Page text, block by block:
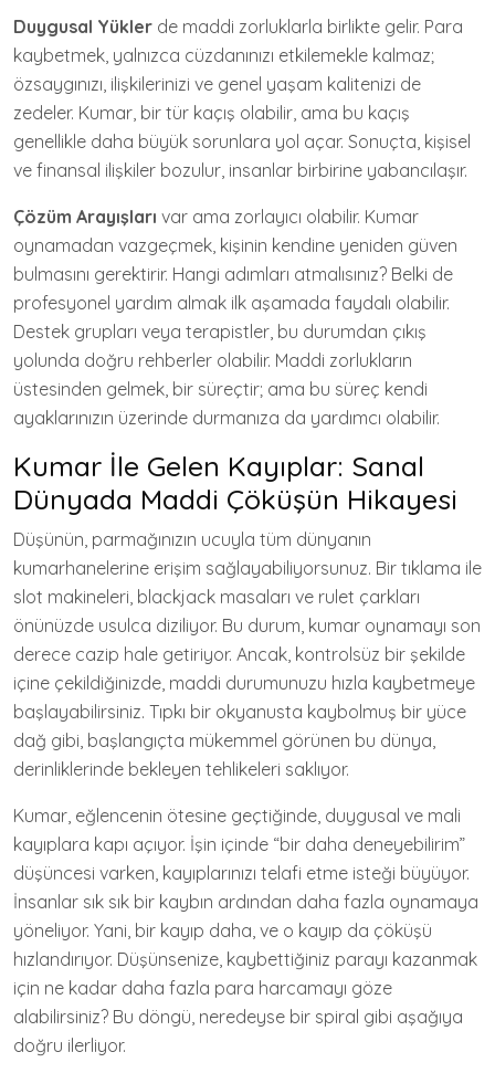
Duygusal Yükler de maddi zorluklarla birlikte gelir. Para
kaybetmek, yalnızca cüzdanınızı etkilemekle kalmaz;
özsaygınızı, ilişkilerinizi ve genel yaşam kalitenizi de
zedeler. Kumar, bir tür kaçış olabilir, ama bu kaçış
genellikle daha büyük sorunlara yol açar. Sonuçta, kişisel
ve finansal ilişkiler bozulur, insanlar birbirine yabancılaşır.
Çözüm Arayışları var ama zorlayıcı olabilir. Kumar
oynamadan vazgeçmek, kişinin kendine yeniden güven
bulmasını gerektirir. Hangi adımları atmalısınız? Belki de
profesyonel yardım almak ilk aşamada faydalı olabilir.
Destek grupları veya terapistler, bu durumdan çıkış
yolunda doğru rehberler olabilir. Maddi zorlukların
üstesinden gelmek, bir süreçtir; ama bu süreç kendi
ayaklarınızın üzerinde durmanıza da yardımcı olabilir.
Kumar İle Gelen Kayıplar: Sanal
Dünyada Maddi Çöküşün Hikayesi
Düşünün, parmağınızın ucuyla tüm dünyanın
kumarhanelerine erişim sağlayabiliyorsunuz. Bir tıklama ile
slot makineleri, blackjack masaları ve rulet çarkları
önünüzde usulca diziliyor. Bu durum, kumar oynamayı son
derece cazip hale getiriyor. Ancak, kontrolsüz bir şekilde
içine çekildiğinizde, maddi durumunuzu hızla kaybetmeye
başlayabilirsiniz. Tıpkı bir okyanusta kaybolmuş bir yüce
dağ gibi, başlangıçta mükemmel görünen bu dünya,
derinliklerinde bekleyen tehlikeleri saklıyor.
Kumar, eğlencenin ötesine geçtiğinde, duygusal ve mali
kayıplara kapı açıyor. İşin içinde “bir daha deneyebilirim”
düşüncesi varken, kayıplarınızı telafi etme isteği büyüyor.
İnsanlar sık sık bir kaybın ardından daha fazla oynamaya
yöneliyor. Yani, bir kayıp daha, ve o kayıp da çöküşü
hızlandırıyor. Düşünsenize, kaybettiğiniz parayı kazanmak
için ne kadar daha fazla para harcamayı göze
alabilirsiniz? Bu döngü, neredeyse bir spiral gibi aşağıya
doğru ilerliyor.